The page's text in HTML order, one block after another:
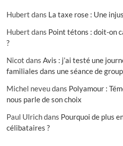
Hubert dans La taxe rose : Une
Hubert dans Point tétons : doit-on
?
Nicot dansAvis : j’ai testé une
familiales dans une séance de
Michel neveudans Polyamour :
nous parle de son choix
Paul Ulrichdans Pourquoi de plus
célibataires ?